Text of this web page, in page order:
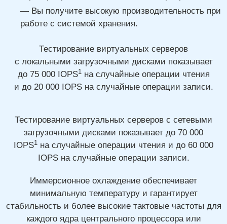
Вы получите высокую производительность при
работе с системой хранения.
Тестирование виртуальных серверов
с локальными загрузочными дисками показывает
до 75 000IOPS1на случайные операции чтения
и до 20 000IOPS на случайные операции записи.
Тестирование виртуальных серверов с сетевыми
загрузочными дисками показывает до 70 000
IOPS1 на случайные операции чтения и до 60 000
IOPS на случайные операции записи.
Иммерсионное охлаждение обеспечивает
минимальную температуру и гарантирует
стабильность и более высокие тактовые частоты для
каждого ядра центрального процессора или